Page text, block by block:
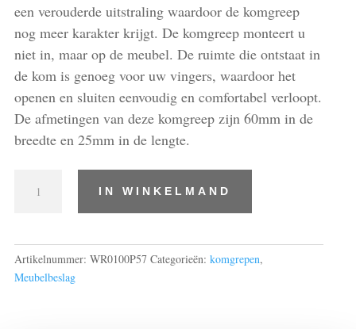
een verouderde uitstraling waardoor de komgreep
nog meer karakter krijgt. De komgreep monteert u
niet in, maar op de meubel. De ruimte die ontstaat in
de kom is genoeg voor uw vingers, waardoor het
openen en sluiten eenvoudig en comfortabel verloopt.
De afmetingen van deze komgreep zijn 60mm in de
breedte en 25mm in de lengte.
aantal
IN WINKELMAND
Artikelnummer: WR0100P57 Categorieën: komgrepen,
Meubelbeslag